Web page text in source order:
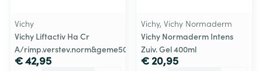
Vichy
Vichy Liftactiv Ha Cr
A/rimp.verstev.norm&geme50ml
€ 42,95
Vichy, Vichy Normaderm
Vichy Normaderm Intens
Zuiv. Gel 400ml
€ 20,95